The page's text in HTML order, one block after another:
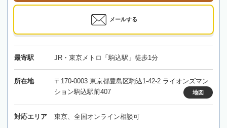
メールする
最寄駅 JR・東京メトロ「駒込駅」徒歩1分
所在地
〒170-0003 東京都豊島区駒込1-42-2 ライオンズマン
ション駒込駅前407
地図
対応エリア 東京、全国オンライン相談可